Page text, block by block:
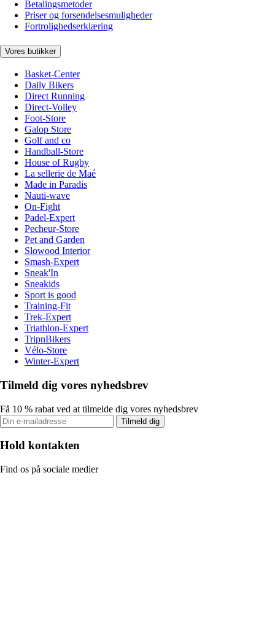
Betalingsmetoder
Priser og forsendelsesmuligheder
Fortrolighedserklæring
Vores butikker
Basket-Center
Daily Bikers
Direct Running
Direct-Volley
Foot-Store
Galop Store
Golf and co
Handball-Store
House of Rugby
La sellerie de Maé
Made in Paradis
Nauti-wave
On-Fight
Padel-Expert
Pecheur-Store
Pet and Garden
Slowood Interior
Smash-Expert
Sneak'In
Sneakids
Sport is good
Training-Fit
Trek-Expert
Triathlon-Expert
TripnBikers
Vélo-Store
Winter-Expert
Tilmeld dig vores nyhedsbrev
Få 10 % rabat ved at tilmelde dig vores nyhedsbrev
Tilmeld dig
Hold kontakten
Find os på sociale medier